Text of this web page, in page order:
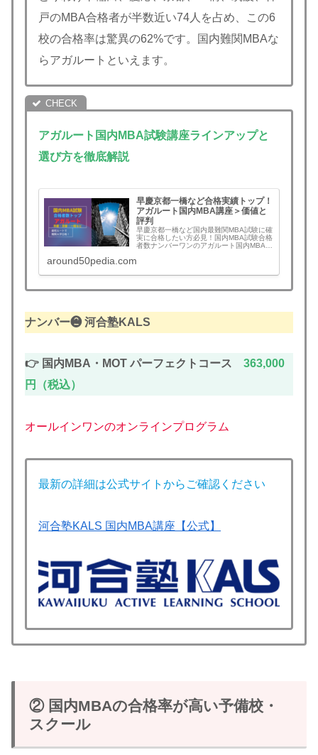
戸のMBA合格者が半数近い74人を占め、この6
校の合格率は驚異の62%です。国内難関MBAな
らアガルートといえます。
アガルート国内MBA試験講座ラインアップと
選び方を徹底解説
早慶京都一橋など合格実績トップ！
アガルート国内MBA講座＞価値と
評判
早慶京都一橋など国内最難関MBA試験に確
実に合格したい方必見！国内MBA試験合格
者数ナンバーワンのアガルート国内MBA試
飯野講師、メリット・デメリット、評判と
いわれる難関MBA試験にムダなく最短ルー
around50pedia.com
ナンバー❷河合塾KALS
👉 国内MBA・MOT パーフェクトコース 363,000
円（税込）
オールインワンのオンラインプログラム
最新の詳細は公式サイトからご確認ください
河合塾KALS 国内MBA講座【公式】
② 国内MBAの合格率が高い予備校・
スクール